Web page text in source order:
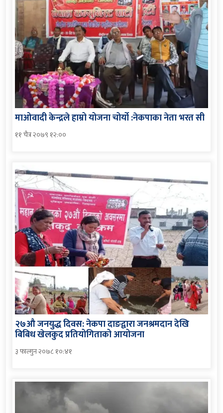
माओवादी केन्द्रले हाम्रो योजना चोर्यो :नेकपाका नेता भरत सी
११ चैत्र २०७९ १२:००
२७औ जनयुद्ध दिवस: नेकपा दाङद्वारा जनश्रमदान देखि
बिबिध खेलकुद प्रतियोगिताको आयोजना
३ फाल्गुन २०७८ १०:४१